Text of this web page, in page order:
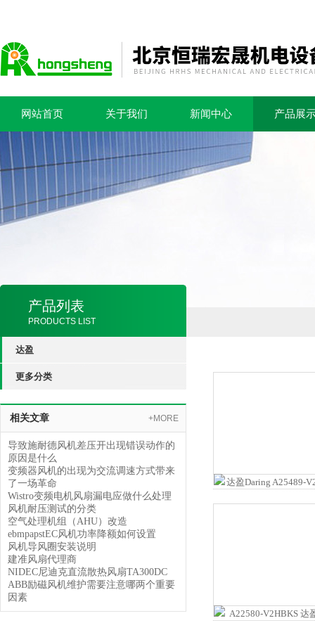
网站首页 关于我们 新闻中心 产品展
产品列表
PRODUCTS LIST
达盈
更多分类
相关文章 +MORE
导致施耐德风机差压开出现错误动作的
原因是什么
变频器风机的出现为交流调速方式带来
了一场革命
Wistro变频电机风扇漏电应做什么处理
风机耐压测试的分类
空气处理机组（AHU）改造
ebmpapstEC风机功率降额如何设置
风机导风圈安装说明
建准风扇代理商
NIDEC尼迪克直流散热风扇TA300DC
ABB励磁风机维护需要注意哪两个重要
因素